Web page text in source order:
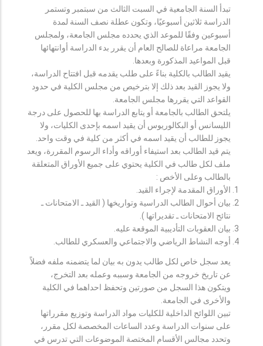
تبدأ السنة الجامعية في السبت الثالث من سبتمبر وتستمر
الدراسة ثلاثين أسبوعيًا، وتكون عطلة نصف السنة لمدة
أسبوعين وفقًا للموعد الذي يحدده مجلس الجامعة، ولمجلس
الجامعة مراعاة للصالح العام أن يقرر بدء الدراسة أوانتهائها
قبل المواعيد المذكورة وبعدها.
يقيد الطالب بالكلية بناءً على طلب يقدمه قبل افتتاح الدراسة،
ولا يجوز القيد بعد ذلك إلا بترخيص من مجلس الكلية في حدود
القواعد التي يقررها مجلس الجامعة.
يلتحق الطالب بالجامعة أو يتابع الدراسة بها للحصول على درجة
الليسانس أو البكالوريوس أن يقيد اسمه بإحدى الكليات، ولا
يجوز للطالب أن يقيد اسمه في أكثر من كلية في وقت واحد.
يتم قيد الطالب بعد استيفاء أوراقه وأداء الرسوم المقررة، ويعد
ملف لكل طالب في الكلية يحتوي على جميع الأوراق المتعلقة
بالطالب وعلى الأخص :
الأوراق المقدمة لإجراء القيد.
بيان أحوال الطالب الدراسية وتواريخها ( القيد ـ الامتحانات ـ
نتائح الامتحانات ـ تقديراتها ).
بيان العقوبات التأديبية الموقعة عليه.
أوجه النشاط الرياضي والاجتماعي والعسكري للطالب.
يعد سجل خاص لكل طالب يدون به بيان لما يتضمنه ملفه فضلاً
عن تاريخ خروجه من الجامعة وسببه وعمله بعد التخرج،
ويتكون هذا السجل من صورتين وتحفظ احداهما في الكلية
والأخرى في الجامعة.
تبين اللوائح الداخلية للكليات مواد الدراسة وتوزيع مقرراتها
على سنوات الدراسة وعدد الساعات المخصصة لكل مقرر،
وتحدد مجالس الأقسام المختصة الموضوعات التي تدرس في